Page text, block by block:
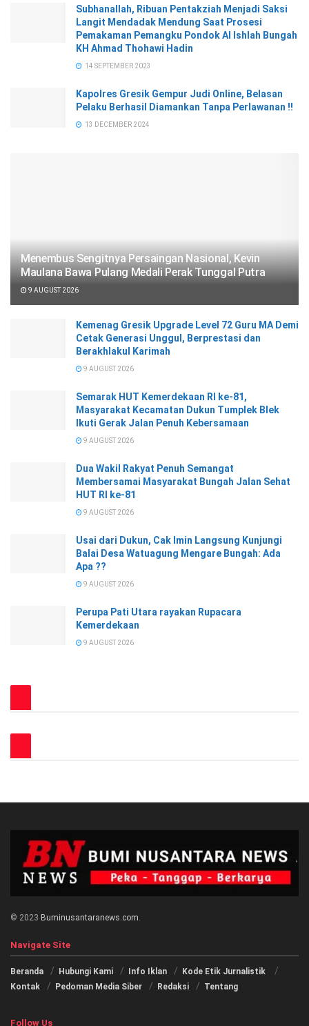
Subhanallah, Ribuan Pentakziah Menjadi Saksi
Langit Mendadak Mendung Saat Prosesi
Pemakaman Pemangku Pondok Al Ishlah Bungah
KH Ahmad Thohawi Hadin
14 SEPTEMBER 2023
Kapolres Gresik Gempur Judi Online, Belasan
Pelaku Berhasil Diamankan Tanpa Perlawanan !!
13 DECEMBER 2024
Menembus Sengitnya Persaingan Nasional, Kevin
Maulana Bawa Pulang Medali Perak Tunggal Putra
9 AUGUST 2026
Kemenag Gresik Upgrade Level 72 Guru MA Demi
Cetak Generasi Unggul, Berprestasi dan
Berakhlakul Karimah
9 AUGUST 2026
Semarak HUT Kemerdekaan RI ke-81,
Masyarakat Kecamatan Dukun Tumplek Blek
Ikuti Gerak Jalan Penuh Kebersamaan
9 AUGUST 2026
Dua Wakil Rakyat Penuh Semangat
Membersamai Masyarakat Bungah Jalan Sehat
HUT RI ke-81
9 AUGUST 2026
Usai dari Dukun, Cak Imin Langsung Kunjungi
Balai Desa Watuagung Mengare Bungah: Ada
Apa ??
9 AUGUST 2026
Perupa Pati Utara rayakan Rupacara
Kemerdekaan
9 AUGUST 2026
© 2023 Buminusantaranews.com
Navigate Site
Beranda Hubungi Kami Info Iklan
Kode Etik Jurnalistik
Kontak
Pedoman Media Siber Redaksi Tentang
Follow Us